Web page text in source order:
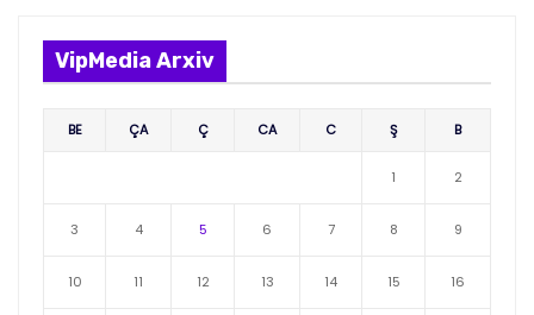
VipMedia Arxiv
BE ÇA Ç CA C Ş B
1 2
3 4 5 6 7 8 9
10 11 12 13 14 15 16